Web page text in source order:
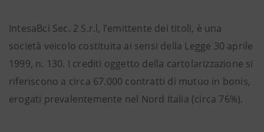
IntesaBci Sec. 2 S.r.l, l’emittente dei titoli, è una
società veicolo costituita ai sensi della Legge 30 aprile
1999, n. 130. I crediti oggetto della cartolarizzazione si
riferiscono a circa 67.000 contratti di mutuo in bonis,
erogati prevalentemente nel Nord Italia (circa 76%).